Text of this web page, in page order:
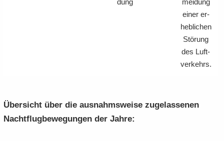
dung
mei­dung
einer er­
heb­li­chen
Stö­rung
des Luft­
ver­kehrs.
Über­sicht über die aus­nahms­wei­se zu­ge­las­se­nen
Nacht­flug­be­we­gun­gen der Jahre: